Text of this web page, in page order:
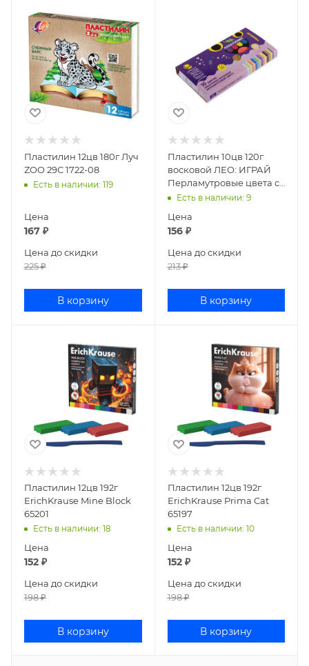
Пластилин 12цв 180г Луч
ZOO 29С 1722-08
Есть в наличии: 119
Цена
167 ₽
Цена до скидки
225₽
В корзину
Пластилин 10цв 120г
восковой ЛЕО: ИГРАЙ
Перламутровые цвета со
стеком LPMCR-0110
Есть в наличии: 9
Цена
156₽
Цена до скидки
213₽
В корзину
Пластилин 12цв 192г
ErichKrause Mine Block
65201
Есть в наличии: 18
Цена
152 ₽
Цена до скидки
198₽
В корзину
Пластилин 12цв 192г
ErichKrause Prima Cat
65197
Есть в наличии: 10
Цена
152₽
Цена до скидки
198₽
В корзину